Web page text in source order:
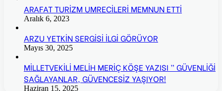
ARAFAT TURİZM UMRECİLERİ MEMNUN ETTİ
Aralık 6, 2023
ARZU YETKİN SERGİSİ İLGİ GÖRÜYOR
Mayıs 30, 2025
MİLLETVEKİLİ MELİH MERİÇ KÖŞE YAZISI ” GÜVENLİĞİ
SAĞLAYANLAR, GÜVENCESİZ YAŞIYOR!
Haziran 15, 2025